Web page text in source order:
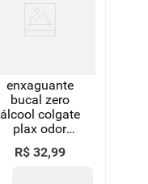
enxaguante
bucal zero
álcool colgate
plax odor
control frasco
leve 750ml
R$ 32,99